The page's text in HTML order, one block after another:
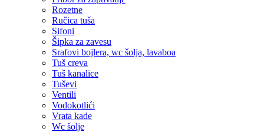
Rozetne
Ručica tuša
Sifoni
Šipka za zavesu
Srafovi bojlera, wc šolja, lavaboa
Tuš creva
Tuš kanalice
Tuševi
Ventili
Vodokotlići
Vrata kade
Wc šolje